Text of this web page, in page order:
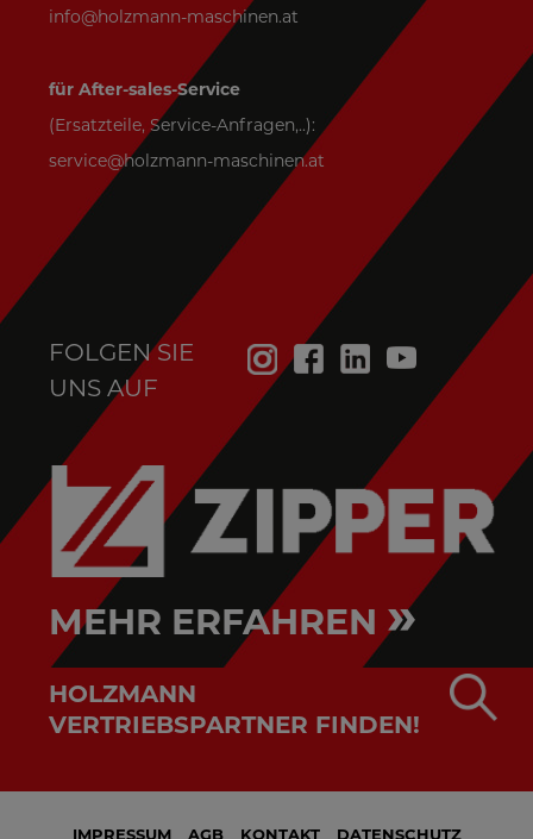
info@holzmann-maschinen.at
für After-sales-Service
(Ersatzteile, Service-Anfragen,..):
service@holzmann-maschinen.at
FOLGEN SIE
UNS AUF
MEHR ERFAHREN »
HOLZMANN
VERTRIEBSPARTNER FINDEN!
IMPRESSUM AGB KONTAKT DATENSCHUTZ